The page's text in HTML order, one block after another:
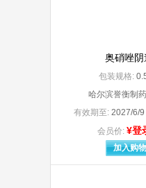
安徽东盛
安徽富邦
安徽江中
安徽康博
奥硝唑阴
包装规格:
哈尔滨誉衡制
有效期至: 2027/6/9
会员价: ¥登
加入购